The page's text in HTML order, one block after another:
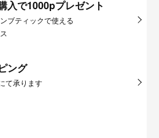
入で1000pプレゼント
ブティックで使える
ング
て承ります